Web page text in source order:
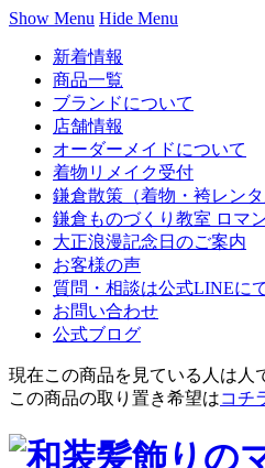
Show Menu Hide Menu
新着情報
商品一覧
ブランドについて
店舗情報
オーダーメイドについて
着物リメイク受付
鎌倉散策（着物・袴レンタ
鎌倉ものづくり教室 ロマ
大正浪漫記念日のご案内
お客様の声
質問・相談は公式LINEに
お問い合わせ
公式ブログ
現在この商品を見ている人は 人
この商品の取り置き希望はコチ